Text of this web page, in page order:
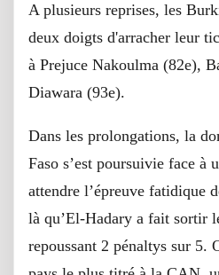
A plusieurs reprises, les
deux doigts d'arracher leur
à Prejuce Nakoulma (82e),
Diawara (93e).
Dans les prolongations, la
Faso s’est poursuivie face à
attendre l’épreuve fatidique
là qu’El-Hadary a fait sortir
repoussant 2 pénaltys sur 5.